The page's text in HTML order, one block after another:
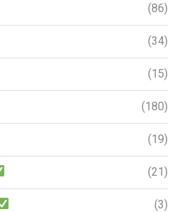
(86)
(34)
(15)
(180)
(19)
(21)
(3)